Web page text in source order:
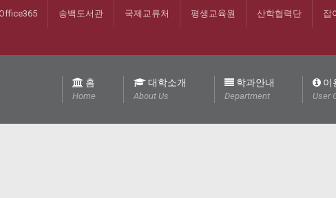
송백도서관 국제교류처 평생교육원 산학협력단 잡
홈
Home
대학소개
About Us
학과안내
Department
이
User